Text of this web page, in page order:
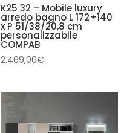
K25 32 – Mobile luxury
arredo bagno L 172+140
x P 51/38/20,8 cm
personalizzabile
COMPAB
2.469,00€